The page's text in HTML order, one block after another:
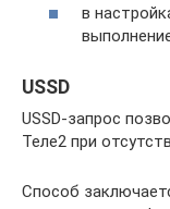
в
USSD
USSD-запрос
Теле2 при
Способ